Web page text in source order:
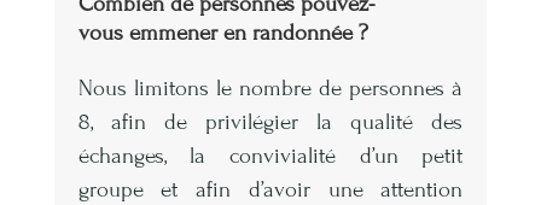
vous emmener en randonnée ?
Nous limitons le nombre de personnes à
8, afin de privilégier la qualité des
échanges, la convivialité d’un petit
groupe et afin d’avoir une attention